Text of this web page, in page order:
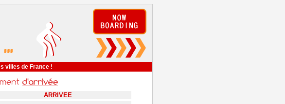
villes de France !
ARRIVEE